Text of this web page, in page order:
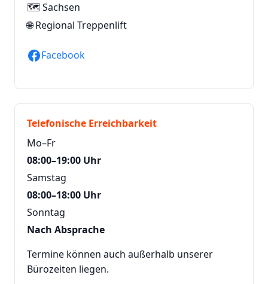
🗺️ Sachsen
🌐Regional Treppenlift
Facebook
Telefonische Erreichbarkeit
Mo–Fr
08:00–19:00 Uhr
Samstag
08:00–18:00 Uhr
Sonntag
Nach Absprache
Termine können auch außerhalb unserer
Bürozeiten liegen.